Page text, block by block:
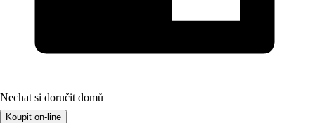
Nechat si doručit domů
Koupit on-line